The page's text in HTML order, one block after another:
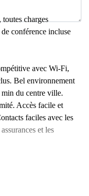
charges
conférence incluse
avec Wi-Fi,
Bel environnement
du centre ville.
Accès facile et
faciles avec les
et les